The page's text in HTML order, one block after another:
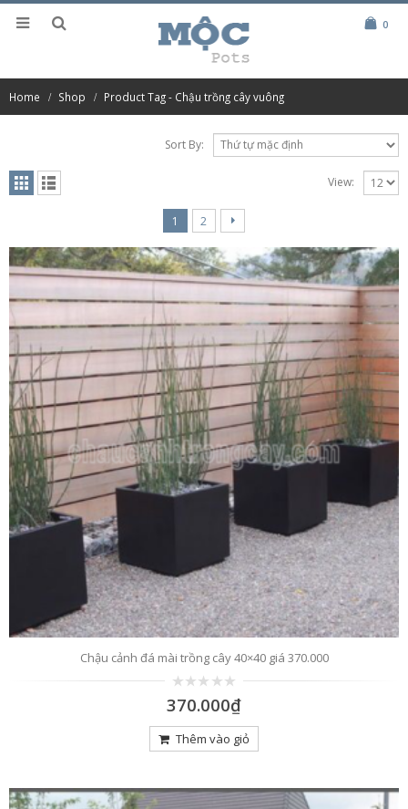
0
Home Shop Product Tag - Chậu trồng cây vuông
Sort By:
View:
1 2
Chậu cảnh đá mài trồng cây 40×40 giá 370.000
0
trên
370.000₫
Thêm vào giỏ